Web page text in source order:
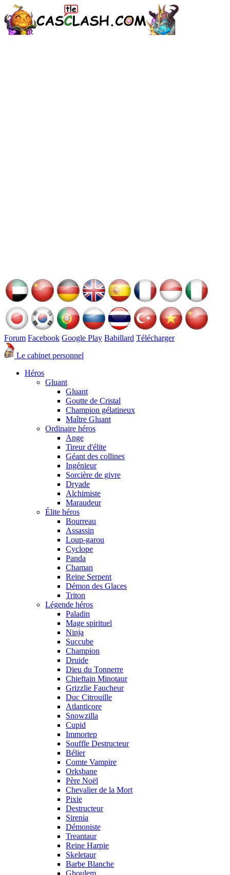
Forum Facebook Google Play Babillard Télécharger
Le cabinet personnel
Héros
Gluant
Gluant
Goutte de Cristal
Champion gélatineux
Maître Gluant
Ordinaire héros
Ange
Tireur d'élite
Géant des collines
Ingénieur
Sorcière de givre
Dryade
Alchimiste
Maraudeur
Élite héros
Bourreau
Assassin
Loup-garou
Cyclope
Panda
Chaman
Reine Serpent
Démon des Glaces
Triton
Légende héros
Paladin
Mage spirituel
Ninja
Succube
Champion
Druide
Dieu du Tonnerre
Chieftain Minotaur
Grizzlie Faucheur
Duc Citrouille
Atlanticore
Snowzilla
Cupid
Immortep
Souffle Destructeur
Bélier
Comte Vampire
Orksbane
Père Noël
Chevalier de la Mort
Pixie
Destructeur
Sirenia
Démoniste
Treantaur
Reine Harpie
Skeletaur
Barbe Blanche